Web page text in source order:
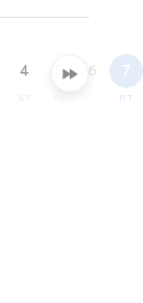
4 5 6 7
пт